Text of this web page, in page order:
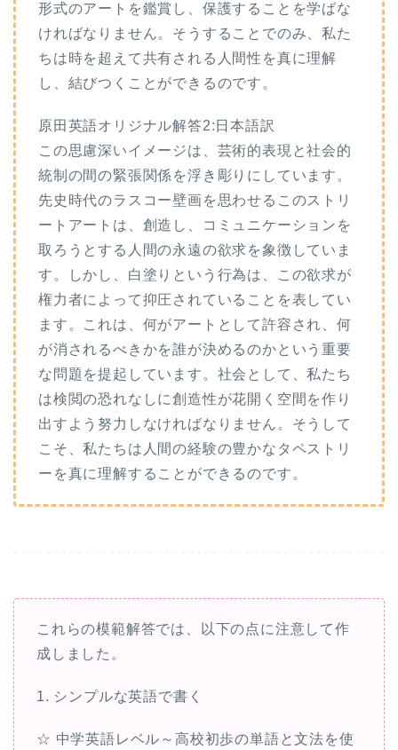
形式のアートを鑑賞し、保護することを学ばな
ければなりません。そうすることでのみ、私た
ちは時を超えて共有される人間性を真に理解
し、結びつくことができるのです。
原田英語オリジナル解答2:日本語訳
この思慮深いイメージは、芸術的表現と社会的
統制の間の緊張関係を浮き彫りにしています。
先史時代のラスコー壁画を思わせるこのストリ
ートアートは、創造し、コミュニケーションを
取ろうとする人間の永遠の欲求を象徴していま
す。しかし、白塗りという行為は、この欲求が
権力者によって抑圧されていることを表してい
ます。これは、何がアートとして許容され、何
が消されるべきかを誰が決めるのかという重要
な問題を提起しています。社会として、私たち
は検閲の恐れなしに創造性が花開く空間を作り
出すよう努力しなければなりません。そうして
こそ、私たちは人間の経験の豊かなタペストリ
ーを真に理解することができるのです。
これらの模範解答では、以下の点に注意して作
成しました。
1. シンプルな英語で書く
☆ 中学英語レベル～高校初歩の単語と文法を使